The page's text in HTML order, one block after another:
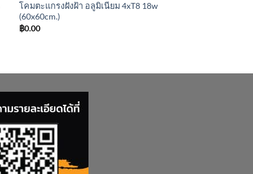
โคมตะแกรงฝังฝ้า อลูมิเนียม 4xT8 18w
(60x60cm.)
฿0.00